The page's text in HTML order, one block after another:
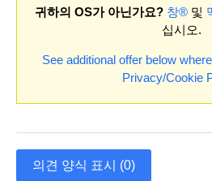
귀하의 OS가 아닌가요? 창® 및
십시오.
See additional offer below
Privacy/Cookie
의견 양식 표시 (0)